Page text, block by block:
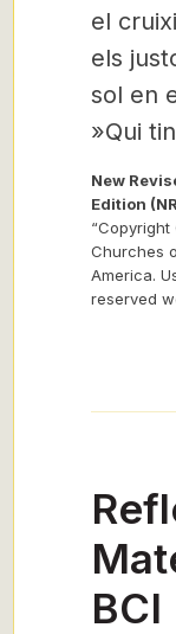
el
els
sol en
»Qui
New
Edition
Churches
America.
reserved
BCI